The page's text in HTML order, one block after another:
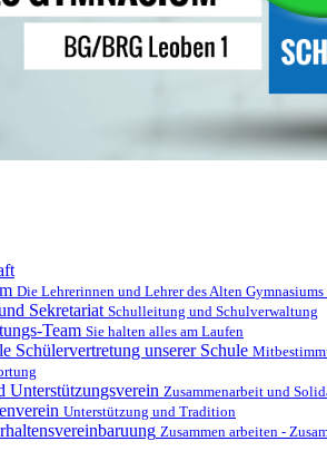
Die Lehrerinnen und Lehrer des Alten
Sekretariat Schulleitung und Schulverwaltung
Team Sie halten alles am Laufen
Schülervertretung unserer Schule
Unterstützungsverein Zusammenarbeit und
Unterstützung und Tradition
Zusammen arbeiten -